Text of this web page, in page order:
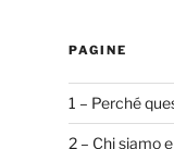
PAGINE
1 – Perché
2 – Chi siamo